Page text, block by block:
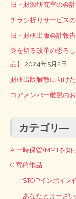
旧・財源研究室の会
チラシ折りサービス
旧・財研出版会計報告
身を切る改革の恐ろ
品】
2024年5月2日
財研出版解散に向け
コアメンバー離脱の
カテゴリ―
A 一時保管(MMTを知
C 寄稿作品
STOPインボイス
あなたとけーざ